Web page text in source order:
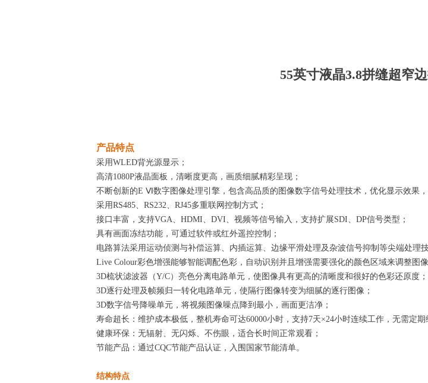
55英寸液晶3.8拼缝超窄
产品特点
采用WLED背光源显示；
高清1080P液晶面板，清晰度更高，画质细腻精彩呈现；
不断创新的E Ⅵ数字图像处理引擎，包含高品质的图像数字信号处理技术，优化显示效果
采用RS485、RS232、RJ45多重联网控制方式；
接口丰富，支持VGA、HDMI、DVI、视频等信号输入，支持扩展SDI、DP信号类型；
具有画面冻结功能，可通过软件或红外遥控控制；
电路算法采用运动侦测与补偿运算、内插运算、边缘平滑处理及杂波信号抑制等尖端处理技
Live Colour彩色增强能够智能调配色彩，自动识别并且增强需要强化的颜色区域来调整图
3D梳状滤波器（Y/C）亮色分离电路单元，使图像具有更高的清晰度和很好的色彩还原度；
3D逐行处理及帧频归一转化电路单元，使隔行图像转变为细腻的逐行图像；
3D数字信号降噪单元，将视频图像噪点降到最小，画面更洁净；
寿命超长：维护成本极低，整机寿命可达60000小时，支持7天×24小时连续工作，无需定期
健康环保：无辐射、无闪烁、不伤眼，适合长时间正常观看；
节能产品：通过CQC节能产品认证，入围国家节能清单。
结构特点